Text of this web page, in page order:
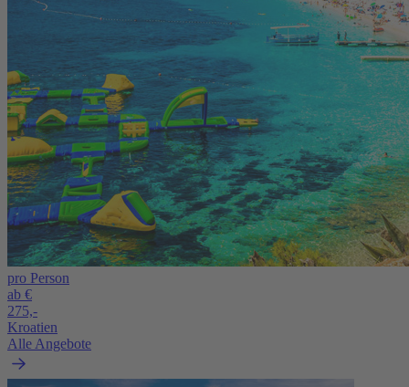
pro Person
ab €
275,-
Kroatien
Alle Angebote